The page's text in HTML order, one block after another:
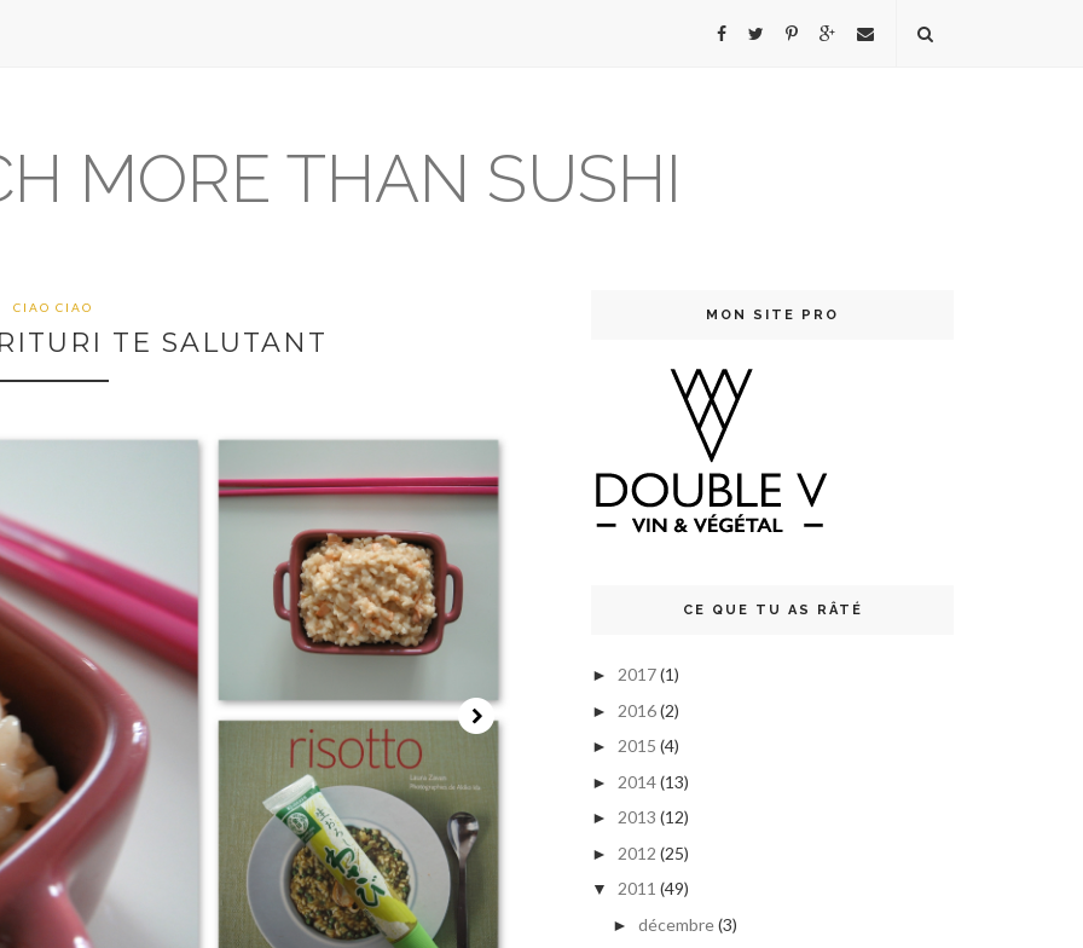
MORE THAN SUSHI
CIAO CIAO
TE SALUTANT
MON SITE PRO
CE QUE TU AS RÂTÉ
► 2017(1)
► 2016(2)
► 2015 (4)
► 2014(13)
► 2013 (12)
► 2012 (25)
▼ 2011 (49)
► décembre(3)